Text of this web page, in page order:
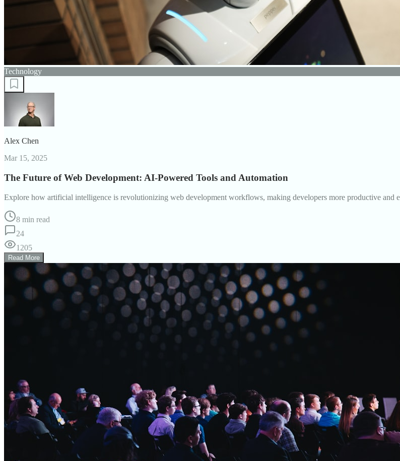
Technology
Alex Chen
Mar 15, 2025
The Future of Web Development: AI-Powered Tools and Automation
Explore how artificial intelligence is revolutionizing web development workflows, making developers more productive and
8 min read
24
1205
Read More